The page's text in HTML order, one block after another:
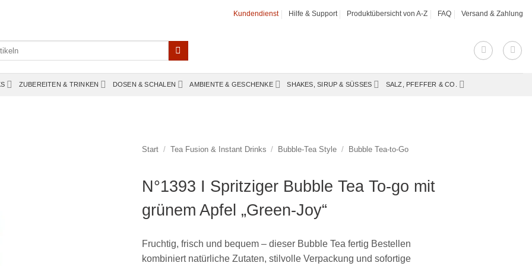
Kundendienst Hilfe & Support Produktübersicht von A-Z FAQ Versand & Zahlung
ZUBEREITEN & TRINKEN DOSEN & SCHALEN AMBIENTE & GESCHENKE SHAKES, SIRUP & SÜSSES SALZ, PFEFFER & CO.
Start / Tea Fusion & Instant Drinks / Bubble-Tea Style / Bubble Tea-to-Go
N°1393 I Spritziger Bubble Tea To-go mit
grünem Apfel „Green-Joy“
Fruchtig, frisch und bequem – dieser Bubble Tea fertig Bestellen
kombiniert natürliche Zutaten, stilvolle Verpackung und sofortige